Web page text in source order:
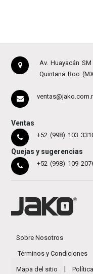
Av. Huayacán
Quintana Roo
Ventas
+52 (998) 103
Quejas y sugerencias
+52 (998) 109
Sobre Nosotros
Términos y Condiciones
Mapa del sitio